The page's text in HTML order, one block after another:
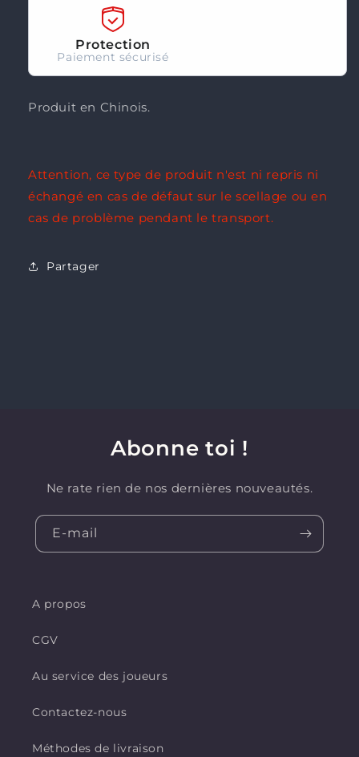
Protection
Paiement sécurisé
Produit en Chinois.
Attention, ce type de produit n'est ni repris ni
échangé en cas de défaut sur le scellage ou en
cas de problème pendant le transport.
Partager
Abonne toi !
Ne rate rien de nos dernières nouveautés.
E-mail
A propos
CGV
Au service des joueurs
Contactez-nous
Méthodes de livraison